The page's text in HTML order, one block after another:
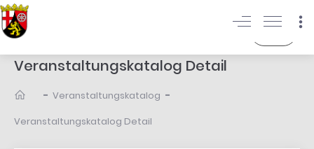
Veranstaltungskatalog Detail
- Veranstaltungskatalog -
Veranstaltungskatalog Detail